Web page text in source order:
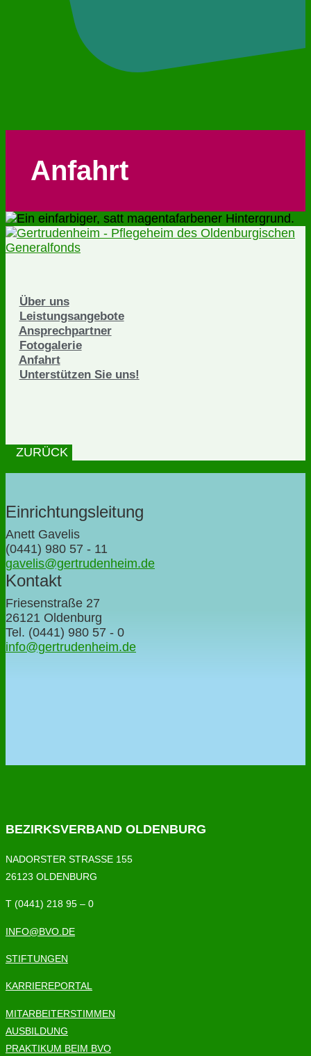
Anfahrt
Über uns
Leistungsangebote
Ansprechpartner
Fotogalerie
Anfahrt
Unterstützen Sie uns!
ZURÜCK
Einrichtungsleitung
Anett Gavelis
(0441) 980 57 - 11
gavelis@gertrudenheim.de
Kontakt
Friesenstraße 27
26121 Oldenburg
Tel. (0441) 980 57 - 0
info@gertrudenheim.de
BEZIRKSVERBAND OLDENBURG
NADORSTER STRASSE 155
26123 OLDENBURG
T (0441) 218 95 – 0
INFO@BVO.DE
STIFTUNGEN
KARRIEREPORTAL
MITARBEITERSTIMMEN
AUSBILDUNG
PRAKTIKUM BEIM BVO